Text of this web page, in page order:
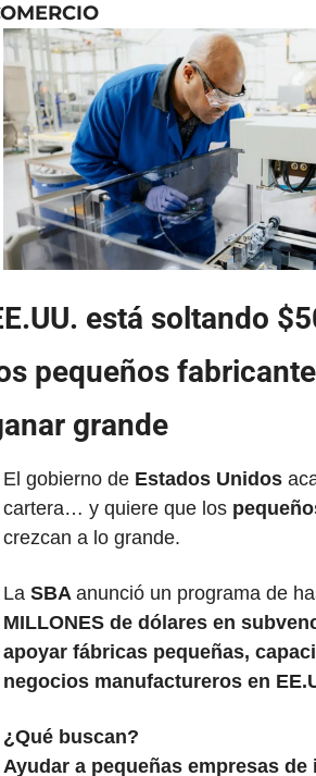
está soltando
pequeños
grande
El gobierno de Estados Unidos
cartera… y quiere que los
crezcan a lo grande.
La SBA anunció un programa de
MILLONES de dólares en
apoyar fábricas pequeñas,
negocios manufactureros en
¿Qué buscan?
Ayudar a pequeñas empresas